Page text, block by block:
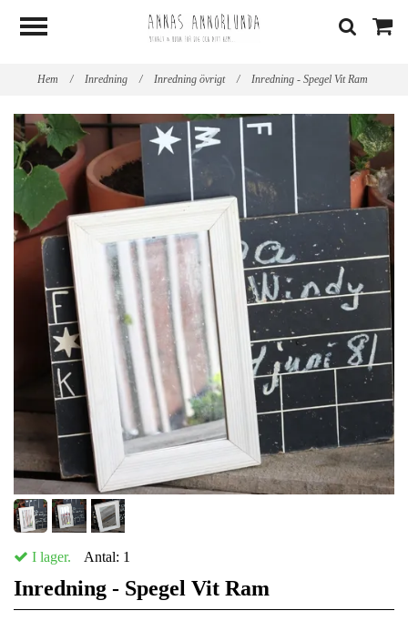
Hem / Inredning / Inredning övrigt / Inredning - Spegel Vit Ram
I lager. Antal: 1
Inredning - Spegel Vit Ram